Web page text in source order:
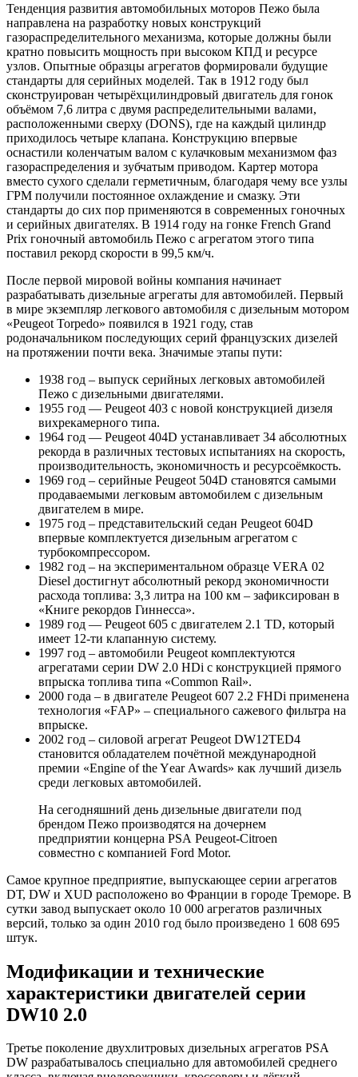
Тенденция развития автомобильных моторов Пежо была
направлена на разработку новых конструкций
газораспределительного механизма, которые должны были
кратно повысить мощность при высоком КПД и ресурсе
узлов. Опытные образцы агрегатов формировали будущие
стандарты для серийных моделей. Так в 1912 году был
сконструирован четырёхцилиндровый двигатель для гонок
объёмом 7,6 литра с двумя распределительными валами,
расположенными сверху (DONS), где на каждый цилиндр
приходилось четыре клапана. Конструкцию впервые
оснастили коленчатым валом с кулачковым механизмом фаз
газораспределения и зубчатым приводом. Картер мотора
вместо сухого сделали герметичным, благодаря чему все узлы
ГРМ получили постоянное охлаждение и смазку. Эти
стандарты до сих пор применяются в современных гоночных
и серийных двигателях. В 1914 году на гонке Frеnch Grаnd
Prix гоночный автомобиль Пежо с агрегатом этого типа
поставил рекорд скорости в 99,5 км/ч.
После первой мировой войны компания начинает
разрабатывать дизельные агрегаты для автомобилей. Первый
в мире экземпляр легкового автомобиля с дизельным мотором
«Peugeot Torpedo» появился в 1921 году, став
родоначальником последующих серий французских дизелей
на протяжении почти века. Значимые этапы пути:
1938 год – выпуск серийных легковых автомобилей
Пежо с дизельными двигателями.
1955 год — Peugeot 403 с новой конструкцией дизеля
вихрекамерного типа.
1964 год — Peugeot 404D устанавливает 34 абсолютных
рекорда в различных тестовых испытаниях на скорость,
производительность, экономичность и ресурсоёмкость.
1969 год – серийные Peugeot 504D становятся самыми
продаваемыми легковым автомобилем с дизельным
двигателем в мире.
1975 год – представительский седан Peugeot 604D
впервые комплектуется дизельным агрегатом с
турбокомпрессором.
1982 год – на экспериментальном образце VЕRА 02
Diesel достигнут абсолютный рекорд экономичности
расхода топлива: 3,3 литра на 100 км – зафиксирован в
«Книге рекордов Гиннесса».
1989 год — Peugeot 605 с двигателем 2.1 TD, который
имеет 12-ти клапанную систему.
1997 год – автомобили Peugeot комплектуются
агрегатами серии DW 2.0 HDi с конструкцией прямого
впрыска топлива типа «Cоmmоn Rаil».
2000 года – в двигателе Peugeot 607 2.2 FHDi применена
технология «FАP» – специального сажевого фильтра на
впрыске.
2002 год – силовой агрегат Peugeot DW12TED4
становится обладателем почётной международной
премии «Еnginе оf the Yеаr Аwаrds» как лучший дизель
среди легковых автомобилей.
На сегодняшний день дизельные двигатели под
брендом Пежо производятся на дочернем
предприятии концерна PSА Pеugeot-Citrоen
совместно с компанией Fоrd Mоtоr.
Самое крупное предприятие, выпускающее серии агрегатов
DТ, DW и XUD расположено во Франции в городе Треморе. В
сутки завод выпускает около 10 000 агрегатов различных
версий, только за один 2010 год было произведено 1 608 695
штук.
Модификации и технические
характеристики двигателей серии
DW10 2.0
Третье поколение двухлитровых дизельных агрегатов PSА
DW разрабатывалось специально для автомобилей среднего